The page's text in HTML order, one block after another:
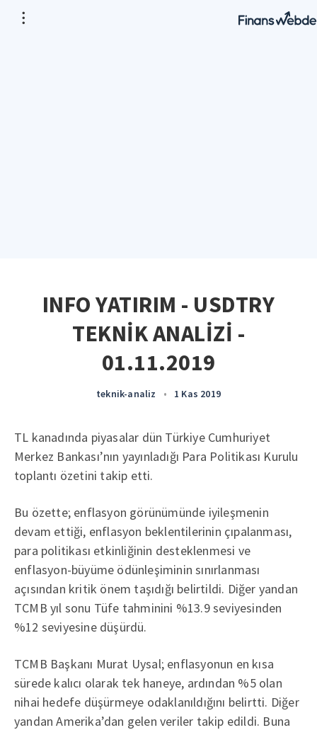
INFO YATIRIM - USDTRY
TEKNİK ANALİZİ -
01.11.2019
teknik-analiz • 1 Kas 2019
TL kanadında piyasalar dün Türkiye Cumhuriyet
Merkez Bankası’nın yayınladığı Para Politikası Kurulu
toplantı özetini takip etti.
Bu özette; enflasyon görünümünde iyileşmenin
devam ettiği, enflasyon beklentilerinin çıpalanması,
para politikası etkinliğinin desteklenmesi ve
enflasyon-büyüme ödünleşiminin sınırlanması
açısından kritik önem taşıdığı belirtildi. Diğer yandan
TCMB yıl sonu Tüfe tahminini %13.9 seviyesinden
%12 seviyesine düşürdü.
TCMB Başkanı Murat Uysal; enflasyonun en kısa
sürede kalıcı olarak tek haneye, ardından %5 olan
nihai hedefe düşürmeye odaklanıldığını belirtti. Diğer
yandan Amerika’dan gelen veriler takip edildi. Buna